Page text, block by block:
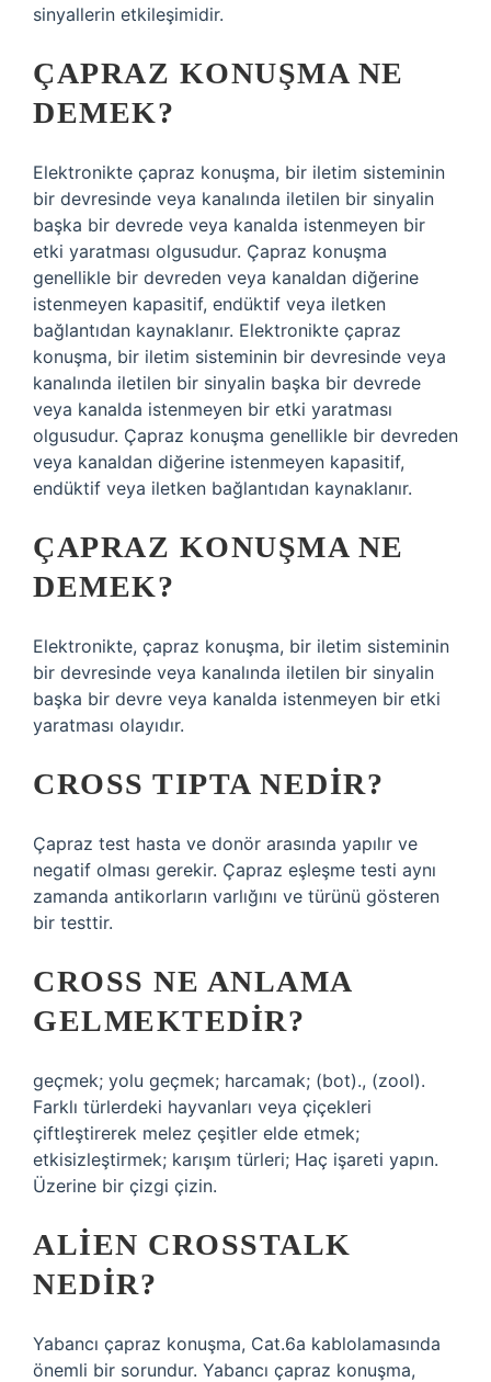
sinyallerin etkileşimidir.
ÇAPRAZ KONUŞMA NE
DEMEK?
Elektronikte çapraz konuşma, bir iletim sisteminin
bir devresinde veya kanalında iletilen bir sinyalin
başka bir devrede veya kanalda istenmeyen bir
etki yaratması olgusudur. Çapraz konuşma
genellikle bir devreden veya kanaldan diğerine
istenmeyen kapasitif, endüktif veya iletken
bağlantıdan kaynaklanır. Elektronikte çapraz
konuşma, bir iletim sisteminin bir devresinde veya
kanalında iletilen bir sinyalin başka bir devrede
veya kanalda istenmeyen bir etki yaratması
olgusudur. Çapraz konuşma genellikle bir devreden
veya kanaldan diğerine istenmeyen kapasitif,
endüktif veya iletken bağlantıdan kaynaklanır.
ÇAPRAZ KONUŞMA NE
DEMEK?
Elektronikte, çapraz konuşma, bir iletim sisteminin
bir devresinde veya kanalında iletilen bir sinyalin
başka bir devre veya kanalda istenmeyen bir etki
yaratması olayıdır.
CROSS TIPTA NEDIR?
Çapraz test hasta ve donör arasında yapılır ve
negatif olması gerekir. Çapraz eşleşme testi aynı
zamanda antikorların varlığını ve türünü gösteren
bir testtir.
CROSS NE ANLAMA
GELMEKTEDIR?
geçmek; yolu geçmek; harcamak; (bot)., (zool).
Farklı türlerdeki hayvanları veya çiçekleri
çiftleştirerek melez çeşitler elde etmek;
etkisizleştirmek; karışım türleri; Haç işareti yapın.
Üzerine bir çizgi çizin.
ALIEN CROSSTALK
NEDIR?
Yabancı çapraz konuşma, Cat.6a kablolamasında
önemli bir sorundur. Yabancı çapraz konuşma,